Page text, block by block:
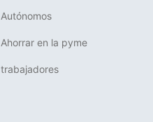
Autónomos
Ahorrar en la pyme
trabajadores